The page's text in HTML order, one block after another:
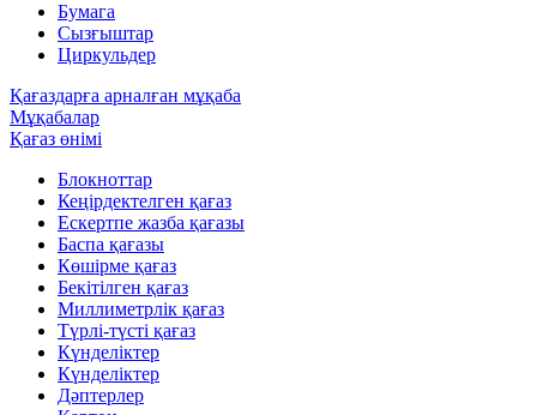
Бумага
Сызғыштар
Циркульдер
Қағаздарға арналған мұқаба
Мұқабалар
Қағаз өнімі
Блокноттар
Кеңірдектелген қағаз
Ескертпе жазба қағазы
Баспа қағазы
Көшірме қағаз
Бекітілген қағаз
Миллиметрлік қағаз
Түрлі-түсті қағаз
Күнделіктер
Күнделіктер
Дәптерлер